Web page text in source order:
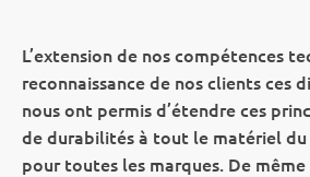
L’extension de nos compétences
reconnaissance de nos clients ces
nous ont permis d’étendre ces
de durabilités à tout le matériel
pour toutes les marques. De